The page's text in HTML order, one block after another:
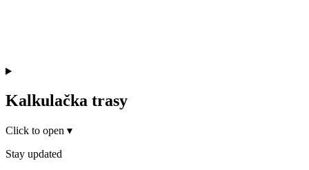
Kalkulačka trasy
Click to open ▾
Stay updated